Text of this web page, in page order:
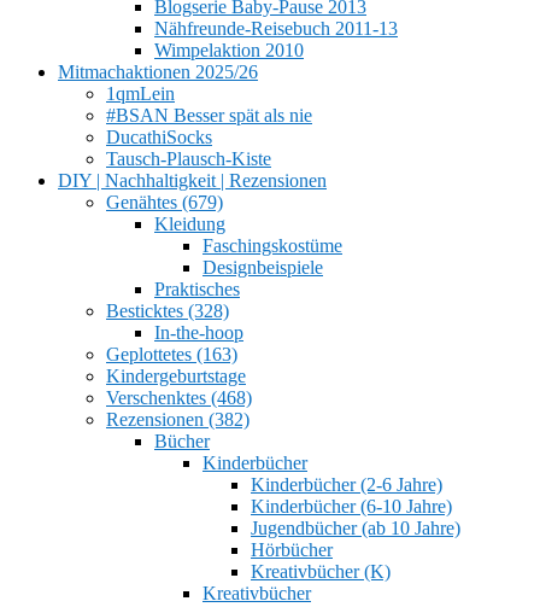
Blogserie Baby-Pause 2013
Nähfreunde-Reisebuch 2011-13
Wimpelaktion 2010
Mitmachaktionen 2025/26
1qmLein
#BSAN Besser spät als nie
DucathiSocks
Tausch-Plausch-Kiste
DIY | Nachhaltigkeit | Rezensionen
Genähtes (679)
Kleidung
Faschingskostüme
Designbeispiele
Praktisches
Besticktes (328)
In-the-hoop
Geplottetes (163)
Kindergeburtstage
Verschenktes (468)
Rezensionen (382)
Bücher
Kinderbücher
Kinderbücher (2-6 Jahre)
Kinderbücher (6-10 Jahre)
Jugendbücher (ab 10 Jahre)
Hörbücher
Kreativbücher (K)
Kreativbücher